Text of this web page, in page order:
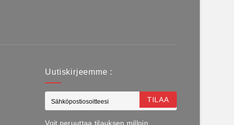
Uutiskirjeemme :
TILAA
Voit peruuttaa tilauksen milloin